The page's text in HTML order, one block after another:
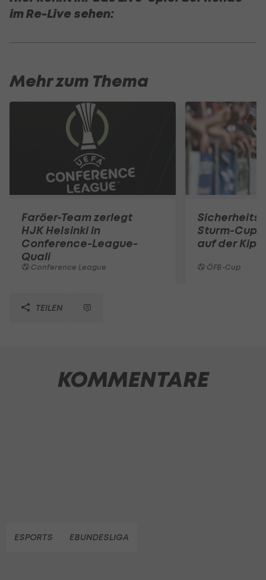
im Re-Live sehen:
Mehr zum Thema
Faröer-Team zerlegt
HJK Helsinki in
Conference-League-
Quali
Conference League
Sturm-
auf der
ÖFB-Cup
TEILEN
KOMMENTARE
ESPORTS EBUNDESLIGA